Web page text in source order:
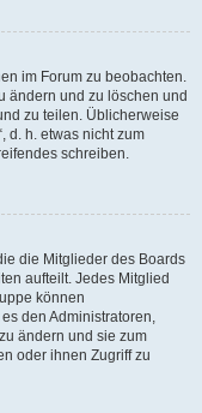
im Forum zu beobachten.
ändern und zu löschen und
zu teilen. Üblicherweise
d. h. etwas nicht zum
schreiben.
die Mitglieder des Boards
aufteilt. Jedes Mitglied
können
den Administratoren,
ändern und sie zum
oder ihnen Zugriff zu